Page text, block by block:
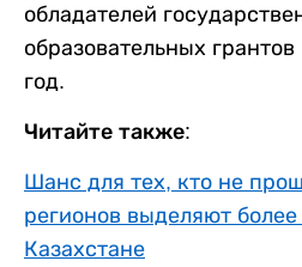
обладателей
образовательных
год.
Читайте также:
Шанс для тех, кто не
регионов выделяют более
Казахстане